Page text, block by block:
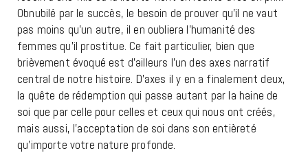
Obnubilé par le succès, le besoin de prouver qu’il ne vaut
pas moins qu’un autre, il en oubliera l’humanité des
femmes qu’il prostitue. Ce fait particulier, bien que
brièvement évoqué est d’ailleurs l’un des axes narratif
central de notre histoire. D’axes il y en a finalement deux,
la quête de rédemption qui passe autant par la haine de
soi que par celle pour celles et ceux qui nous ont créés,
mais aussi, l’acceptation de soi dans son entièreté
qu’importe votre nature profonde.